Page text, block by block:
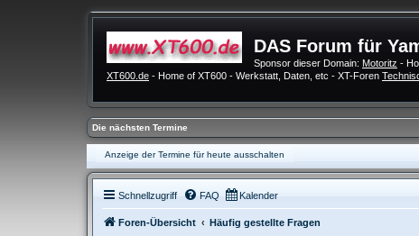
DAS Forum für
Sponsor dieser Domain: Motoritz -
XT600.de - Home of XT600 - Werkstatt, Daten, etc - XT-Foren
Die nächsten Termine
Anzeige der Termine für heute ausschalten
Schnellzugriff FAQ Kalender
Foren-Übersicht Häufig gestellte Fragen